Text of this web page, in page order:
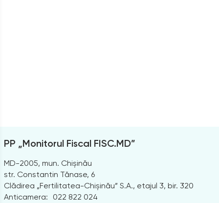
PP „Monitorul Fiscal FISC.MD”
MD-2005, mun. Chișinău
str. Constantin Tănase, 6
Clădirea „Fertilitatea-Chișinău” S.A., etajul 3, bir. 320
Anticamera:
022 822 024